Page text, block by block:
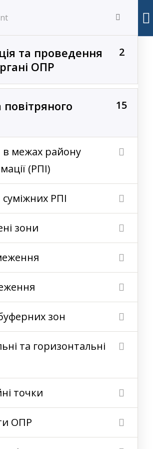
(UT)
та проведення
ОПР
2
повітряного
15
в межах району
(РПІ)
РПІ
зони
зон
та горизонтальні
точки
ОПР
РСП